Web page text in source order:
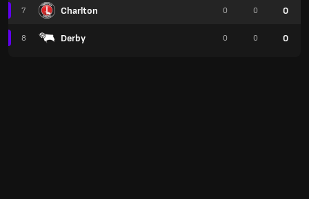
7 Charlton
8 Derby
0 0 0
0 0 0